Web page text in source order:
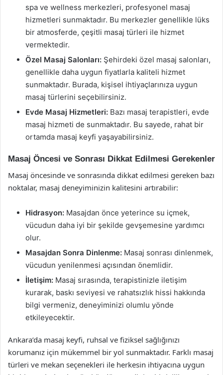
spa ve wellness merkezleri, profesyonel masaj
hizmetleri sunmaktadır. Bu merkezler genellikle lüks
bir atmosferde, çeşitli masaj türleri ile hizmet
vermektedir.
Özel Masaj Salonları: Şehirdeki özel masaj salonları,
genellikle daha uygun fiyatlarla kaliteli hizmet
sunmaktadır. Burada, kişisel ihtiyaçlarınıza uygun
masaj türlerini seçebilirsiniz.
Evde Masaj Hizmetleri: Bazı masaj terapistleri, evde
masaj hizmeti de sunmaktadır. Bu sayede, rahat bir
ortamda masaj keyfi yaşayabilirsiniz.
Masaj Öncesi ve Sonrası Dikkat Edilmesi Gerekenler
Masaj öncesinde ve sonrasında dikkat edilmesi gereken bazı
noktalar, masaj deneyiminizin kalitesini artırabilir:
Hidrasyon: Masajdan önce yeterince su içmek,
vücudun daha iyi bir şekilde gevşemesine yardımcı
olur.
Masajdan Sonra Dinlenme: Masaj sonrası dinlenmek,
vücudun yenilenmesi açısından önemlidir.
İletişim: Masaj sırasında, terapistinizle iletişim
kurarak, baskı seviyesi ve rahatsızlık hissi hakkında
bilgi vermeniz, deneyiminizi olumlu yönde
etkileyecektir.
Ankara’da masaj keyfi, ruhsal ve fiziksel sağlığınızı
korumanız için mükemmel bir yol sunmaktadır. Farklı masaj
türleri ve mekan seçenekleri ile herkesin ihtiyacına uygun